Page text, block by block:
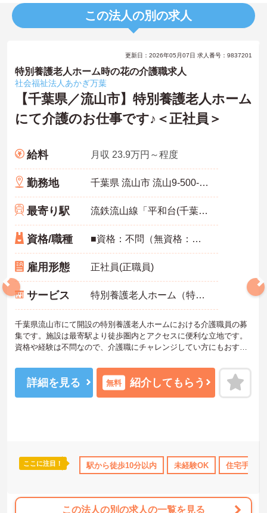
この法人の別の求人
年間休日110日以上 社会保険完備 交通費支給 退職金制度
更新日：2026年05月07日 求人番号：9837201
特別養護老人ホーム時の花の介護職求人
社会福祉法人あかぎ万葉
【千葉県／流山市】特別養護老人ホーム
にて介護のお仕事です♪＜正社員＞
給料 月収 23.9万円～程度
勤務地 千葉県 流山市 流山9-500-31
最寄り駅 流鉄流山線「平和台(千葉)駅」徒歩5分
資格/職種 ■資格：不問（無資格：可） ■経験：不問（未経験：可）
雇用形態 正社員(正職員)
サービス 特別養護老人ホーム（特養）
千葉県流山市にて開設の特別養護老人ホームにおける介護職員の募
集です。施設は最寄駅より徒歩圏内とアクセスに便利な立地です。
資格や経験は不問なので、介護職にチャレンジしてい方にもおすす
ある働き方が可能です。
ご興味のある方には、面接対策ポイントなど、さらに詳細をお話し
いたしますのでお気軽にご相談ください！
詳細を見る 無料 紹介してもらう
ここに注目！ 駅から徒歩10分以内 未経験OK 住宅手当・
この法人の別の求人の一覧を見る